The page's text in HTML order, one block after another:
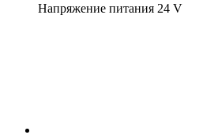
Напряжение питания 24 V